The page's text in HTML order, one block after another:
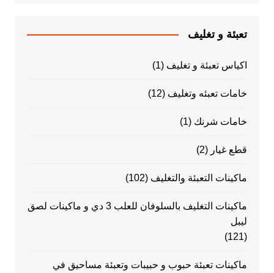
تعبئة و تغليف
اكياس تعبئة و تغليف (1)
خامات تعبئه وتغليف (12)
خامات شرنك (1)
قطع غيار (2)
ماكينات التعبئة والتغليف (102)
ماكينات التغليف بالسلوفان للعلب 3 دي و ماكينات لصق
ليبل
(121)
ماكينات تعبئة حبوب و حبيبات وتعبئة مساحيق في